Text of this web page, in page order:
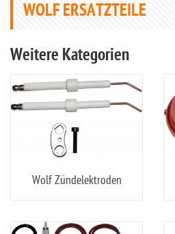
WOLF ERSATZTEILE
Weitere Kategorien
Wolf Zündelektroden